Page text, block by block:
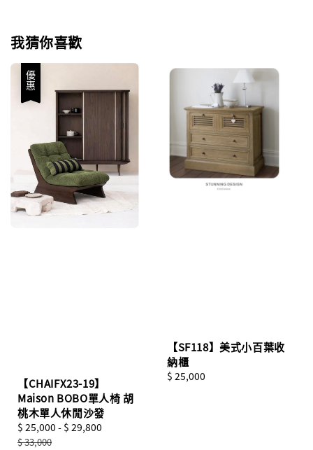
我猜你喜歡
優惠
【CHAIFX23-19】
Maison BOBO單人椅 胡
桃木單人休閒沙發
Sale
price
$ 25,000 - $ 29,800
$ 33,000
【SF118】美式小百葉收
納櫃
Regular
$ 25,000